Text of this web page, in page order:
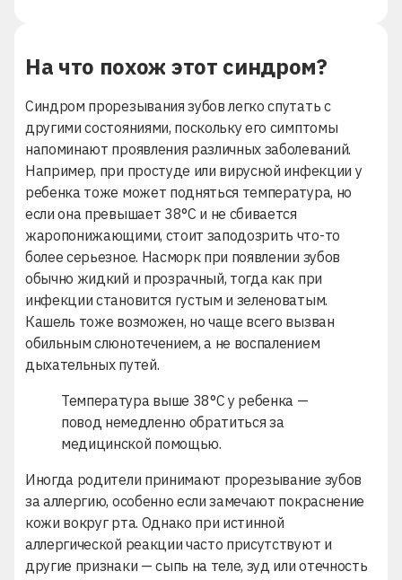
На что похож этот синдром?
Синдром прорезывания зубов легко спутать с
другими состояниями, поскольку его симптомы
напоминают проявления различных заболеваний.
Например, при простуде или вирусной инфекции у
ребенка тоже может подняться температура, но
если она превышает 38°C и не сбивается
жаропонижающими, стоит заподозрить что-то
более серьезное. Насморк при появлении зубов
обычно жидкий и прозрачный, тогда как при
инфекции становится густым и зеленоватым.
Кашель тоже возможен, но чаще всего вызван
обильным слюнотечением, а не воспалением
дыхательных путей.
Температура выше 38°C у ребенка —
повод немедленно обратиться за
медицинской помощью.
Иногда родители принимают прорезывание зубов
за аллергию, особенно если замечают покраснение
кожи вокруг рта. Однако при истинной
аллергической реакции часто присутствуют и
другие признаки — сыпь на теле, зуд или отечность